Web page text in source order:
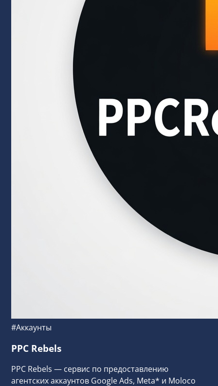
#Аккаунты
PPC Rebels
PPC Rebels — сервис по предоставлению
агентских аккаунтов Google Ads, Meta* и Moloco